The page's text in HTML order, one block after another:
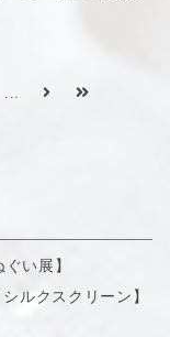
い展】
ルクスクリーン】